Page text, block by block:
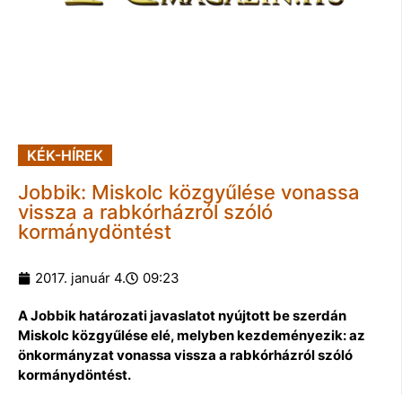
KÉK-HÍREK
Jobbik: Miskolc közgyűlése vonassa
vissza a rabkórházról szóló
kormánydöntést
2017. január 4. 09:23
A Jobbik határozati javaslatot nyújtott be szerdán
Miskolc közgyűlése elé, melyben kezdeményezik: az
önkormányzat vonassa vissza a rabkórházról szóló
kormánydöntést.